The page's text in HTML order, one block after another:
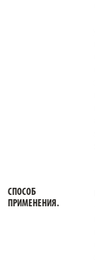
СПОСОБ
ПРИМЕНЕНИЯ.